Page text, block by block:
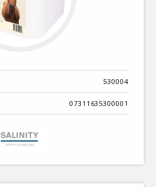
530004
07311635300001